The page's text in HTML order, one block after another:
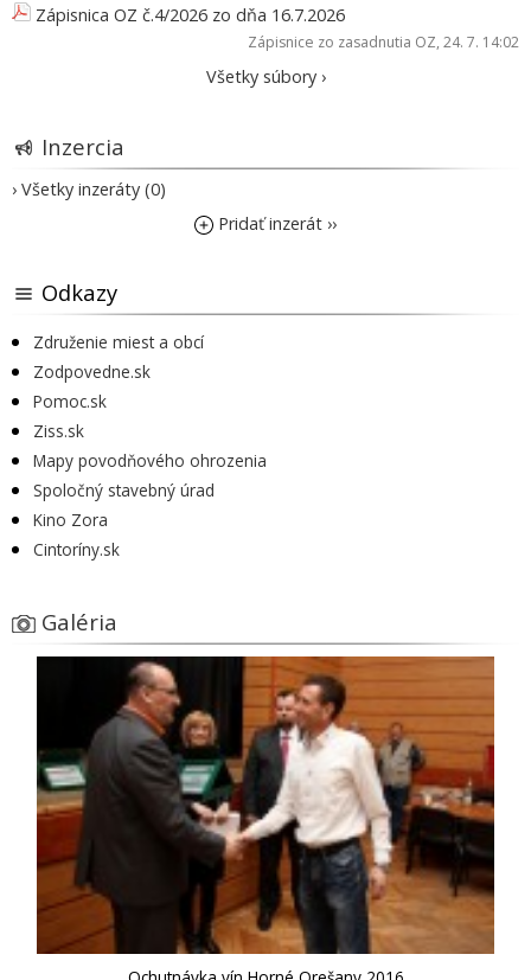
Zápisnica OZ č.4/2026 zo dňa 16.7.2026
Zápisnice zo zasadnutia OZ, 24. 7. 14:02
Všetky súbory ›
Inzercia
› Všetky inzeráty (0)
Pridať inzerát ››
Odkazy
Združenie miest a obcí
Zodpovedne.sk
Pomoc.sk
Ziss.sk
Mapy povodňového ohrozenia
Spoločný stavebný úrad
Kino Zora
Cintoríny.sk
Galéria